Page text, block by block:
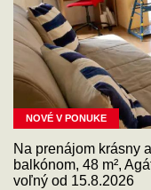
NOVÉ V PONUKE
Na prenájom krásny
balkónom, 48 m²,
voľný od 15.8.2026